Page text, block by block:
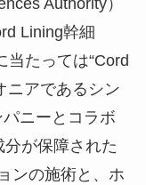
Authority）
Lining幹細
当たっては“Cord
ニアであるシン
ニーとコラボ
が保障された
ンの施術と、ホ